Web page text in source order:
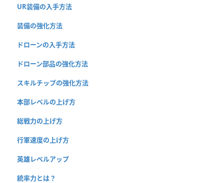
UR装備の入手方法
装備の強化方法
ドローンの入手方法
ドローン部品の強化方法
スキルチップの強化方法
本部レベルの上げ方
総戦力の上げ方
行軍速度の上げ方
英雄レベルアップ
統率力とは？